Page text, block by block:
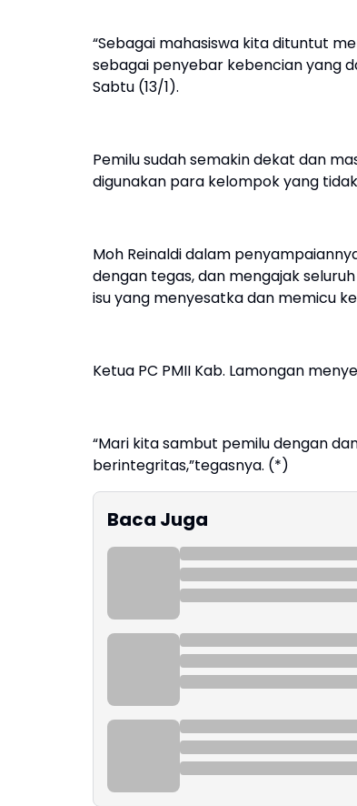
“Sebagai mahasiswa kita dituntut
sebagai penyebar kebencian yang
Sabtu (13/1).
Pemilu sudah semakin dekat dan
digunakan para kelompok yang
Moh Reinaldi dalam
dengan tegas, dan mengajak
isu yang menyesatka dan memicu
Ketua PC PMII Kab. Lamongan
“Mari kita sambut pemilu dengan
berintegritas,”tegasnya. (*)
Baca Juga